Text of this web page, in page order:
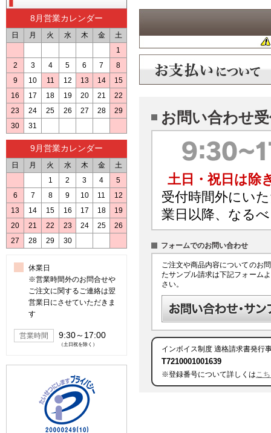
お問い合わせ
土日・祝日は除
受付時間外にい
業日以降、なる
フォームでのお問い合わせ
ご注文や商品内容についてのお
たサンプル請求は下記フォーム
さい。
インボイス制度 適格請求書発行
T7210001001639
※登録番号について詳しくはこ
8月営業カレンダー
日 月 火 水 木 金
土
1
2
3 4 5 6 7
8
9
10 11 12 13 14
15
16
17 18 19 20 21
22
23
24 25 26 27 28
29
30
31
9月営業カレンダー
日 月 火 水 木 金
土
1
2 3 4
5
6
7 8 9 10 11
12
13
14 15 16 17 18
19
20
21 22 23 24 25
26
27
28 29 30
休業日
※営業時間外のお問合せや
ご注文に関するご連絡は翌
営業日にさせていただきま
す
営業時間 9:30～17:00
（土日祝を除く）